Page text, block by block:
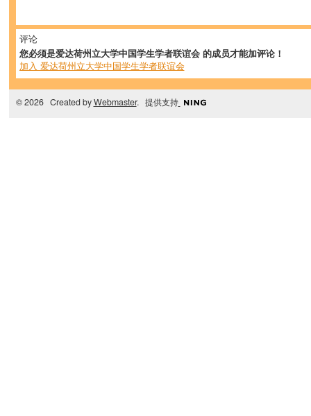
评论
您必须是爱达荷州立大学中国学生学者联谊会 的成员才能加评论！
加入 爱达荷州立大学中国学生学者联谊会
© 2026 Created byWebmaster. 提供支持